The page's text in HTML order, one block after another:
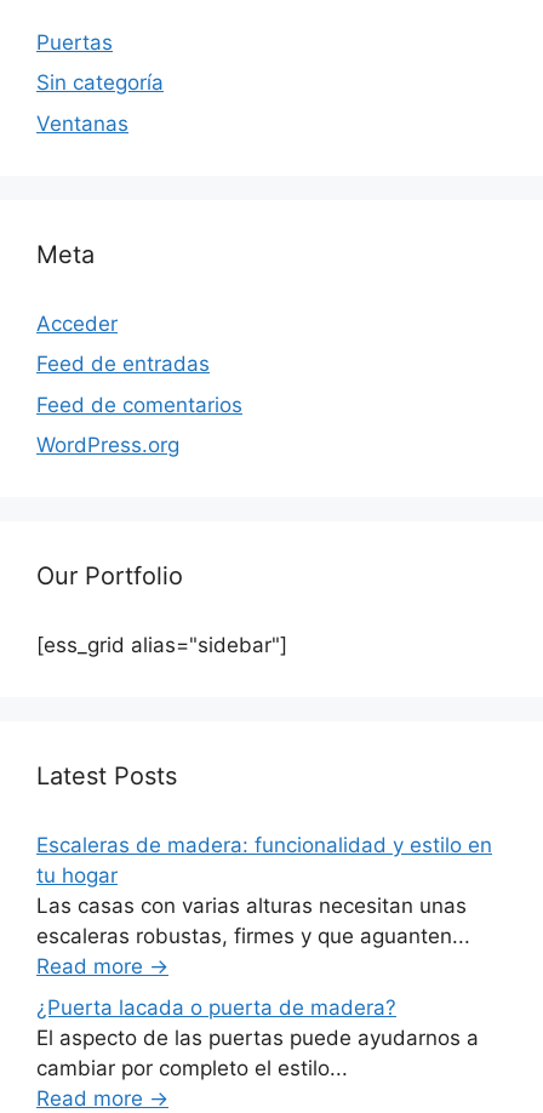
Puertas
Sin categoría
Ventanas
Meta
Acceder
Feed de entradas
Feed de comentarios
WordPress.org
Our Portfolio
[ess_grid alias="sidebar"]
Latest Posts
Escaleras de madera: funcionalidad y estilo en
tu hogar
Las casas con varias alturas necesitan unas
escaleras robustas, firmes y que aguanten...
Read more →
¿Puerta lacada o puerta de madera?
El aspecto de las puertas puede ayudarnos a
cambiar por completo el estilo...
Read more →